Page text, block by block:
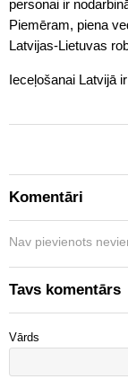
personai ir
Piemēram, piena
Latvijas-Lietuvas
Ieceļošanai Latvijā
Komentāri
Nav pievienots
Tavs komentārs
Vārds